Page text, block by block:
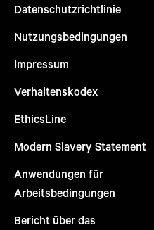
Datenschutzrichtlinie
Nutzungsbedingungen
Impressum
Verhaltenskodex
EthicsLine
Modern Slavery Statement
Anwendungen für
Arbeitsbedingungen
Bericht über das